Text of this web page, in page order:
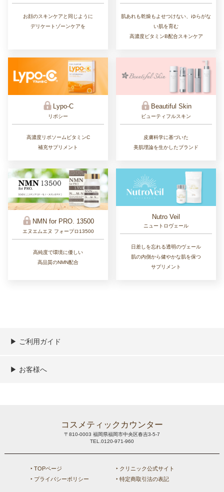
お顔のスキンケアと同じように
デリケートゾーンケアを
肌あれも乾燥もよせつけない、ゆらがな
い肌を育む
高濃度ビタミンB配合スキンケア
Lypo-C
リポシー
高濃度リポソームビタミンC
補充サプリメント
Beautiful Skin
ビューティフルスキン
皮膚科学に基づいた
美肌理論を生かしたブランド
NMN for PRO. 13500
エヌエムエヌ フォープロ13500
高純度で環境に優しい
高品質のNMN配合
Nutro Veil
ニュートロヴェール
日差しを忘れる透明のヴェール
肌の内側から健やかな肌を保つ
サプリメント
▶︎ ご利用ガイド
ご利用ガイド
決済／配送／送料について
取り扱い商品一覧
顧客情報の取扱について
特定商取引法の表記
▶︎ お客様へ
コスメティックカウンター
〒810-0003 福岡県福岡市中央区春吉3-5-7
TEL.0120-971-960
‣ TOPページ
‣ クリニック公式サイト
‣ プライバシーポリシー
‣ 特定商取引法の表記